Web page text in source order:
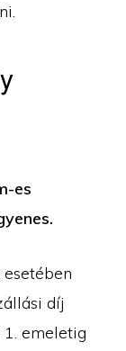
es
díj
emeletig